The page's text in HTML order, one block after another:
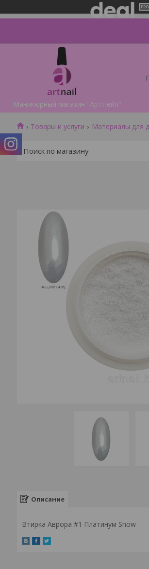
Маникюрный магазин "АртНейл"
Товары и услуги Материалы для
Описание
Втирка Аврора #1 Платинум Snow